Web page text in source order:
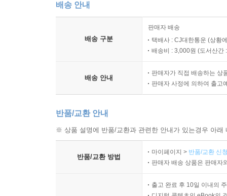
배송 안내
배송 구분
판매자 배송
택배사 : CJ대한통운 (상황
배송비 : 3,000원 (도서산간
배송 안내
판매자가 직접 배송하는 상
판매자 사정에 의하여 출고
반품/교환 안내
※ 상품 설명에 반품/교환과 관련한 안내가 있는경우 아
반품/교환 방법
마이페이지 > 반품/교환 신
판매자 배송 상품은 판매자
출고 완료 후 10일 이내의